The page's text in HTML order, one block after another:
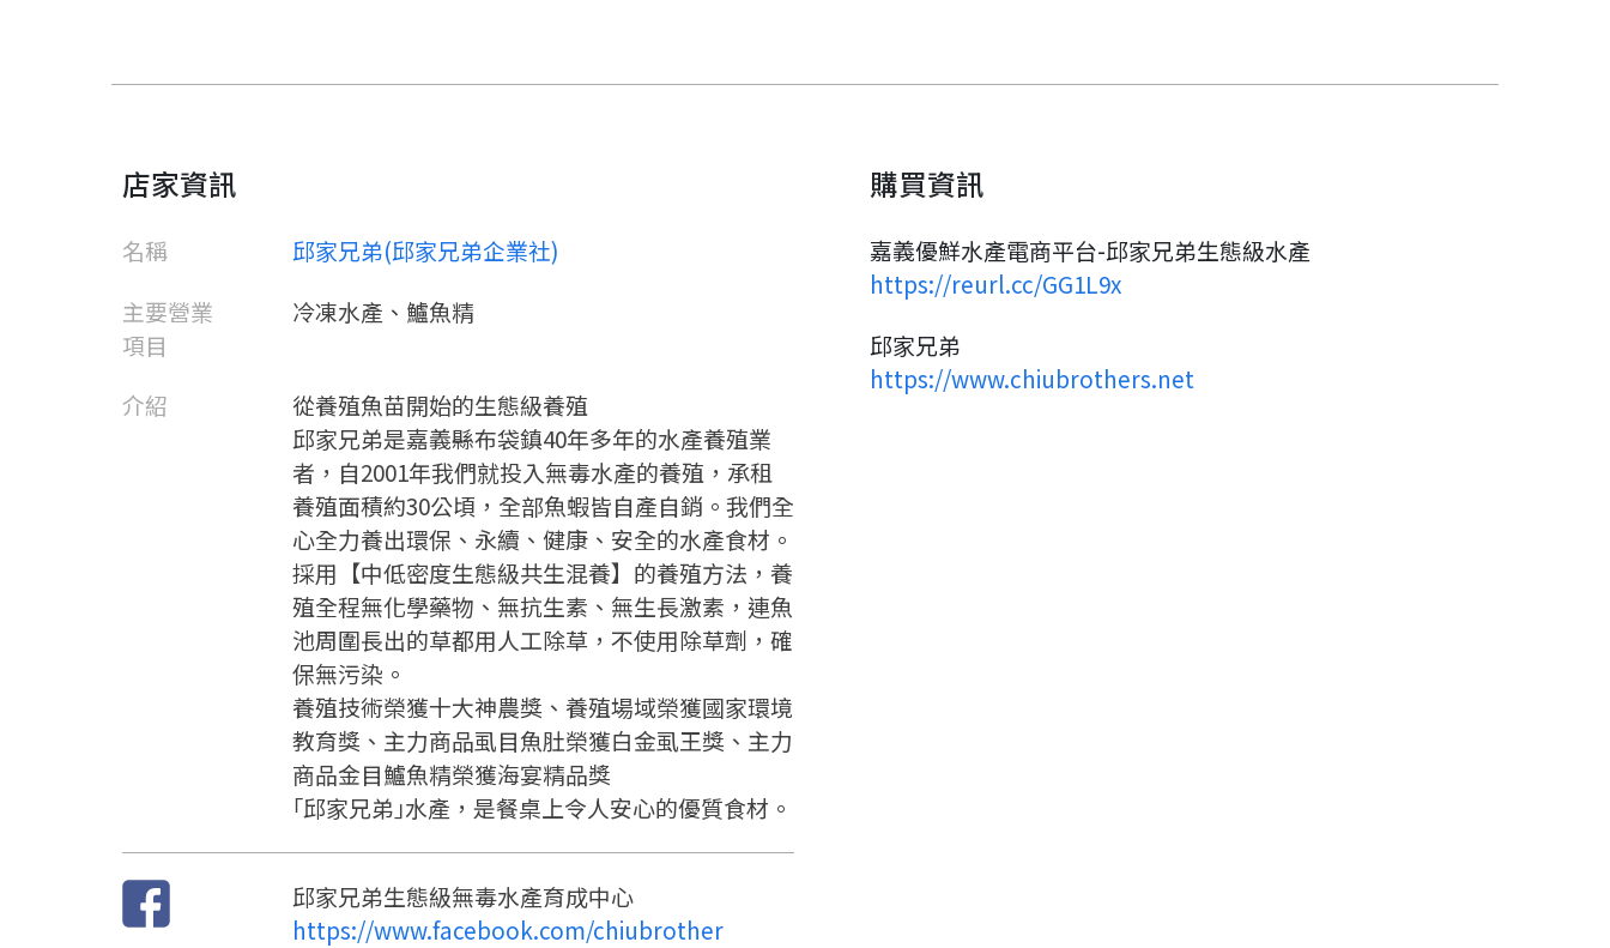
店家資訊
名稱
邱家兄弟(邱家兄弟企業社)
主要營業
項目
冷凍水產、鱸魚精
介紹
從養殖魚苗開始的生態級養殖
邱家兄弟是嘉義縣布袋鎮40年多年的水產養殖業
者，自2001年我們就投入無毒水產的養殖，承租
養殖面積約30公頃，全部魚蝦皆自產自銷。我們全
心全力養出環保、永續、健康、安全的水產食材。
採用【中低密度生態級共生混養】的養殖方法，養
殖全程無化學藥物、無抗生素、無生長激素，連魚
池周圍長出的草都用人工除草，不使用除草劑，確
保無污染。
養殖技術榮獲十大神農獎、養殖場域榮獲國家環境
教育獎、主力商品虱目魚肚榮獲白金虱王獎、主力
商品金目鱸魚精榮獲海宴精品獎
｢邱家兄弟｣水產，是餐桌上令人安心的優質食材。
邱家兄弟生態級無毒水產育成中心
https://www.facebook.com/chiubrother
購買資訊
嘉義優鮮水產電商平台-邱家兄弟生態級水產
https://reurl.cc/GG1L9x
邱家兄弟
https://www.chiubrothers.net
繼續註冊
請掃描或點擊 QR code
點擊加入 LINE 好友
繼續註冊
開始填寫申請資料吧~
要申請新產品嗎？
如果你已經準備好了，
點擊「直接申請」按鈕開始填寫
返回首頁